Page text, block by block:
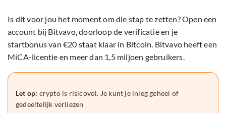
Is dit voor jou het moment om die stap te zetten? Open een
account bij Bitvavo, doorloop de verificatie en je
startbonus van €20 staat klaar in Bitcoin. Bitvavo heeft een
MiCA-licentie en meer dan 1,5 miljoen gebruikers.
Let op: crypto is risicovol. Je kunt je inleg geheel of
gedeeltelijk verliezen